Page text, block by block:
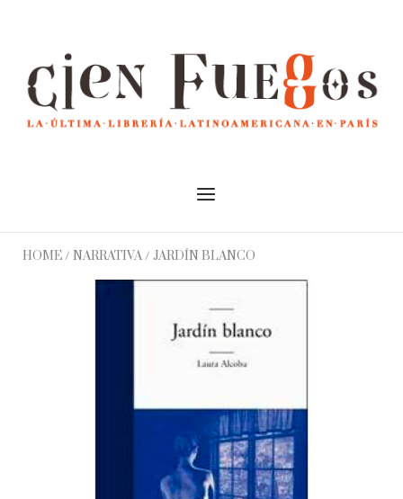
Menu
HOME/ NARRATIVA/ JARDÍN BLANCO